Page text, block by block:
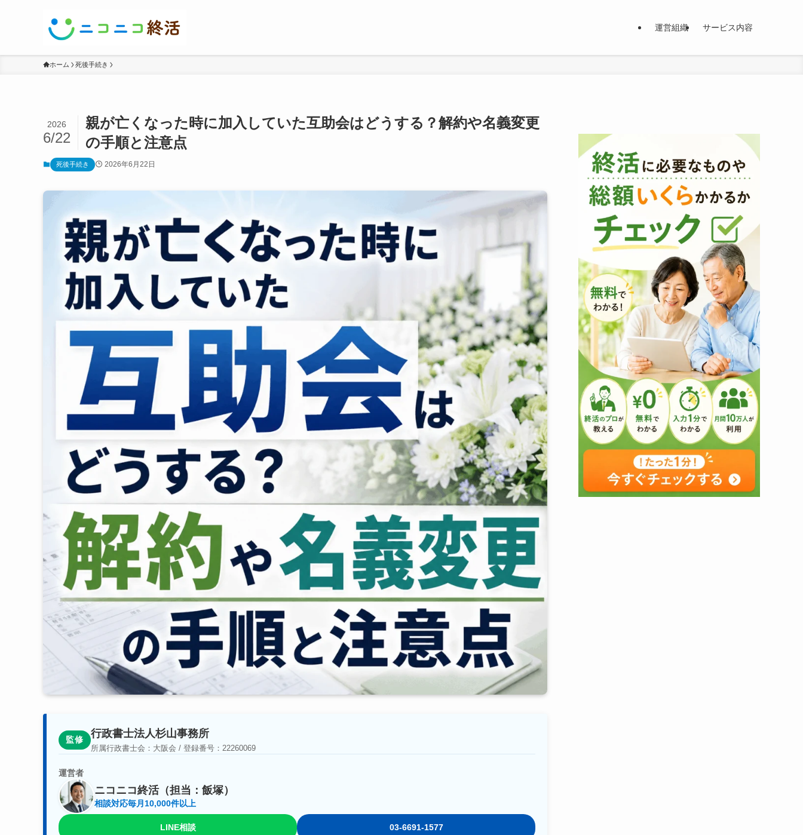
運営組織 サービス内容
ホーム 死後手続き
親が亡くなった時に加入していた互助会はどうする？解約や名義変更
の手順と注意点
2026
6/22
死後手続き 2026年6月22日
監修 行政書士法人杉山事務所
所属行政書士会：大阪会 / 登録番号：22260069
運営者
ニコニコ終活（担当：飯塚）
相談対応毎月10,000件以上
LINE相談 03-6691-1577